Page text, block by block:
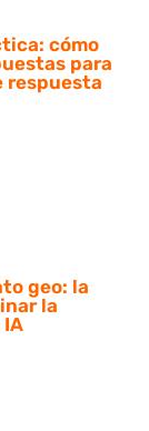
cómo
para
respuesta
geo: la
la
IA